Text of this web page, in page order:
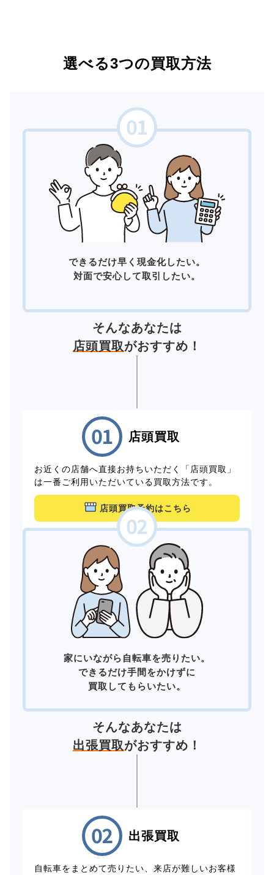
選べる3つの買取方法
できるだけ早く現金化したい。
対面で安心して取引したい。
そんなあなたは
店頭買取がおすすめ！
店頭買取
お近くの店舗へ直接お持ちいただく「店頭買取」
は一番ご利用いただいている買取方法です。
店頭買取予約はこちら
家にいながら自転車を売りたい。
できるだけ手間をかけずに
買取してもらいたい。
そんなあなたは
出張買取がおすすめ！
出張買取
自転車をまとめて売りたい、来店が難しいお客様